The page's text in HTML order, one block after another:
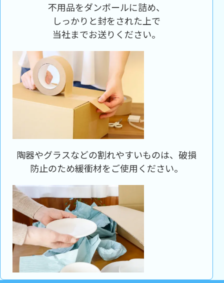
不用品をダンボールに詰め、
しっかりと封をされた上で
当社までお送りください。
陶器やグラスなどの割れやすいものは、破損
防止のため緩衝材をご使用ください。